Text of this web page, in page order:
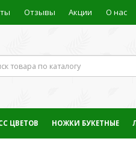
Отзывы Акции О нас
ЦВЕТОВ НОЖКИ БУКЕТНЫЕ